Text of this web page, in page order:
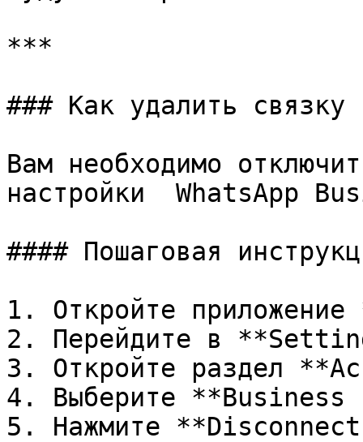
***
### Как удалить связку
Вам необходимо
настройки  WhatsApp
#### Пошаговая
1. Откройте
2. Перейдите в
3. Откройте раздел
4. Выберите
5. Нажмите